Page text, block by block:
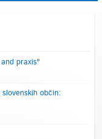
praxis"
občin: